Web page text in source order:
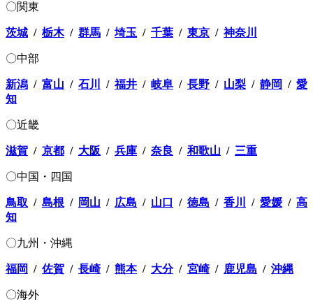
〇関東
茨城 / 栃木/ 群馬 / 埼玉 / 千葉 / 東京 /神奈川
〇中部
新潟 / 富山 / 石川 /福井 / 岐阜 / 長野 / 山梨 / 静岡 / 愛
知
〇近畿
滋賀 / 京都 / 大阪 / 兵庫 / 奈良 / 和歌山 / 三重
〇中国・四国
鳥取 / 島根 / 岡山 / 広島 / 山口 / 徳島 / 香川 / 愛媛 / 高
知
〇九州・沖縄
福岡 / 佐賀 / 長崎/ 熊本/ 大分/ 宮崎/ 鹿児島 / 沖縄
〇海外